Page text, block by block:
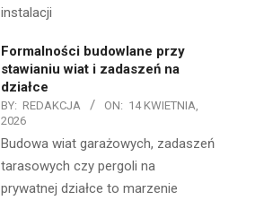
instalacji
Formalności budowlane przy
stawianiu wiat i zadaszeń na
działce
BY: REDAKCJA ON: 14 KWIETNIA,
2026
Budowa wiat garażowych, zadaszeń
tarasowych czy pergoli na
prywatnej działce to marzenie